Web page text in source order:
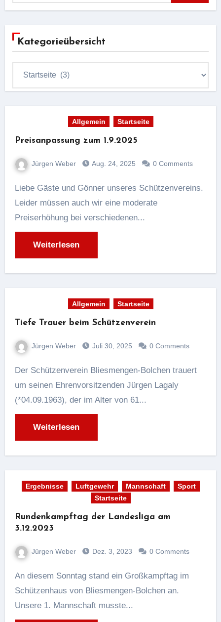
Kategorieübersicht
Allgemein Startseite
Preisanpassung zum 1.9.2025
Jürgen Weber Aug. 24, 2025 0 Comments
Liebe Gäste und Gönner unseres Schützenvereins.
Leider müssen auch wir eine moderate
Preiserhöhung bei verschiedenen...
Weiterlesen
Allgemein Startseite
Tiefe Trauer beim Schützenverein
Jürgen Weber Juli 30, 2025 0 Comments
Der Schützenverein Bliesmengen-Bolchen trauert
um seinen Ehrenvorsitzenden Jürgen Lagaly
(*04.09.1963), der im Alter von 61...
Weiterlesen
Ergebnisse Luftgewehr Mannschaft
Sport
Startseite
Rundenkampftag der Landesliga am
3.12.2023
Jürgen Weber Dez. 3, 2023 0 Comments
An diesem Sonntag stand ein Großkampftag im
Schützenhaus von Bliesmengen-Bolchen an.
Unsere 1. Mannschaft musste...